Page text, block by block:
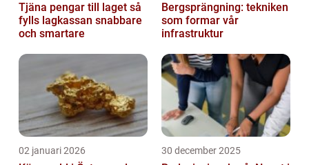
Tjäna pengar till laget så
fylls lagkassan snabbare
och smartare
Bergsprängning: tekniken
som formar vår
infrastruktur
02 januari 2026 30 december 2025